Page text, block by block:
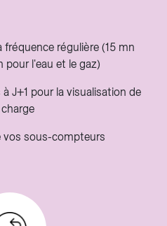
fréquence régulière (15 mn
pour l'eau et le gaz)
J+1 pour la visualisation de
vos sous-compteurs